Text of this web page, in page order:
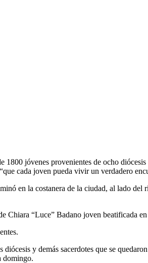
jóvenes provenientes de ocho
cada joven pueda vivir un verdadero
en la costanera de la ciudad, al lado
“Luce” Badano joven beatificada
y demás sacerdotes que se
domingo.